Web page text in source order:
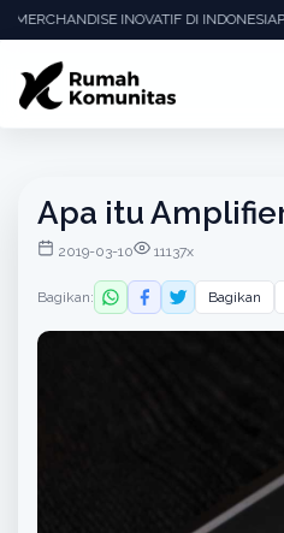
MERCHANDISE INOVATIF DI INDONESIA
Apa itu
2019-03-10 11137x
Bagikan: Bagikan